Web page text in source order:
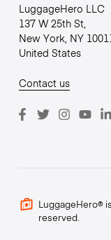
LuggageHero LLC
137 W 25th St,
New York, NY
United States
Contact us
LuggageHero®
reserved.